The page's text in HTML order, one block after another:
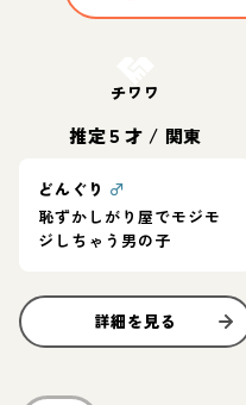
チワワ
推定５才 / 関東
どんぐり ♂
恥ずかしがり屋でモジモ
ジしちゃう男の子
詳細を見る